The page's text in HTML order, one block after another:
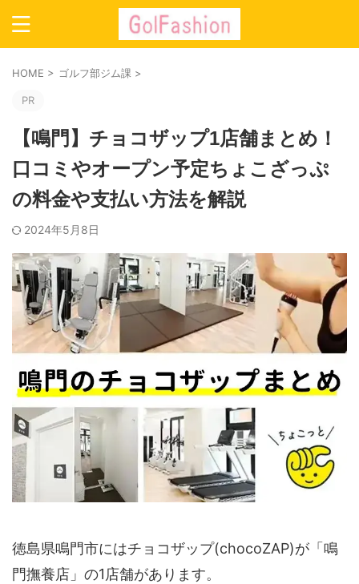
HOME > ゴルフ部ジム課 >
PR
【鳴門】チョコザップ1店舗まとめ！
口コミやオープン予定ちょこざっぷ
の料金や支払い方法を解説
2024年5月8日
徳島県鳴門市にはチョコザップ(chocoZAP)が「鳴
門撫養店」の1店舗があります。